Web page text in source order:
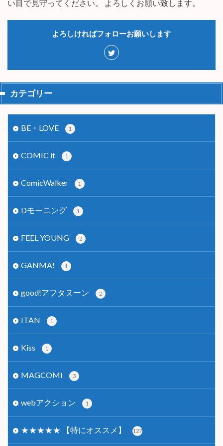
い目で見守ってください。 よろしくお願い致します。
よろしければフォローお願いします
カテゴリー
BE・LOVE 1
COMIC it 1
ComicWalker 1
Dモーニング 1
FEEL YOUNG 2
GANMA! 1
good!アフタヌーン 2
ITAN 1
Kiss 1
MAGCOMI 3
webアクション 1
★★★★★ 【特にオススメ】 127